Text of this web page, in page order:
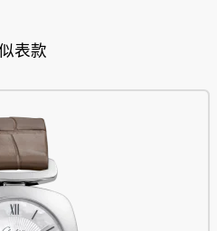
表款